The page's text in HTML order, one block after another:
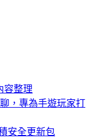
容整理
，專為手遊玩家打
安全更新包